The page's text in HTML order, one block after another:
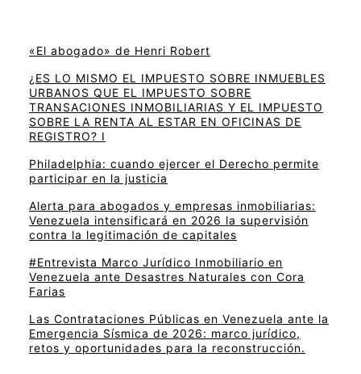
«El abogado» de Henri Robert
¿ES LO MISMO EL IMPUESTO SOBRE INMUEBLES
URBANOS QUE EL IMPUESTO SOBRE
TRANSACIONES INMOBILIARIAS Y EL IMPUESTO
SOBRE LA RENTA AL ESTAR EN OFICINAS DE
REGISTRO? I
Philadelphia: cuando ejercer el Derecho permite
participar en la justicia
Alerta para abogados y empresas inmobiliarias:
Venezuela intensificará en 2026 la supervisión
contra la legitimación de capitales
#Entrevista Marco Jurídico Inmobiliario en
Venezuela ante Desastres Naturales con Cora
Farias
Las Contrataciones Públicas en Venezuela ante la
Emergencia Sísmica de 2026: marco jurídico,
retos y oportunidades para la reconstrucción.